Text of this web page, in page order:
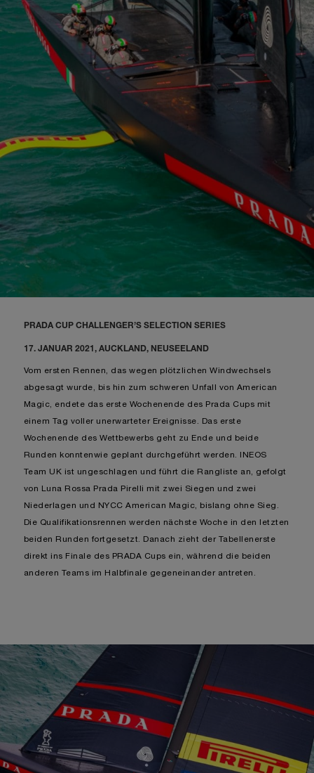
PRADA CUP CHALLENGER’S SELECTION SERIES
17. JANUAR 2021, AUCKLAND, NEUSEELAND
Vom ersten Rennen, das wegen plötzlichen Windwechsels
abgesagt wurde, bis hin zum schweren Unfall von American
Magic, endete das erste Wochenende des Prada Cups mit
einem Tag voller unerwarteter Ereignisse. Das erste
Wochenende des Wettbewerbs geht zu Ende und beide
Runden konntenwie geplant durchgeführt werden. INEOS
Team UK ist ungeschlagen und führt die Rangliste an, gefolgt
von Luna Rossa Prada Pirelli mit zwei Siegen und zwei
Niederlagen und NYCC American Magic, bislang ohne Sieg.
Die Qualifikationsrennen werden nächste Woche in den letzten
beiden Runden fortgesetzt. Danach zieht der Tabellenerste
direkt ins Finale des PRADA Cups ein, während die beiden
anderen Teams im Halbfinale gegeneinander antreten.